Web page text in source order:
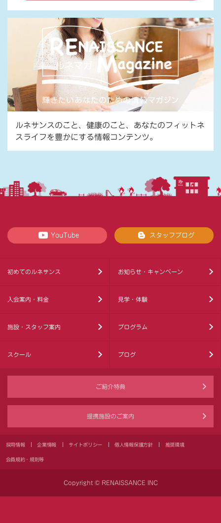
ルネサンスのこと、健康のこと、あなたのフィットネ
スライフを豊かにする情報コンテンツ。
YouTube スタッフブログ
初めてのルネサンス お知らせ・キャンペーン
入会案内・料金 見学・体験
施設・スタッフ案内 プログラム
スクール ブログ
ご紹介特典
提携施設のご案内
採用情報 企業情報 サイトポリシー 個人情報保護方針 推奨環境
会員規約・規則等
Copyright © RENAISSANCE INC